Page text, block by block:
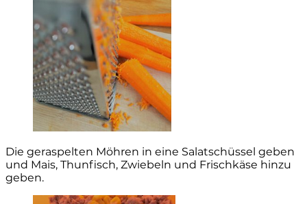
Die geraspelten Möhren in eine Salatschüssel geben
und Mais, Thunfisch, Zwiebeln und Frischkäse hinzu
geben.